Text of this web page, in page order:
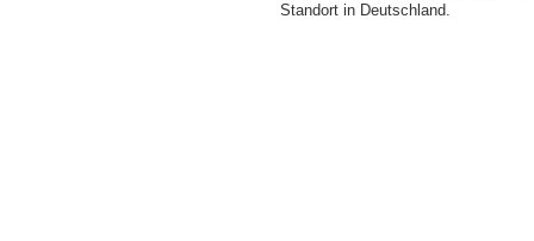
Standort in Deutschland.